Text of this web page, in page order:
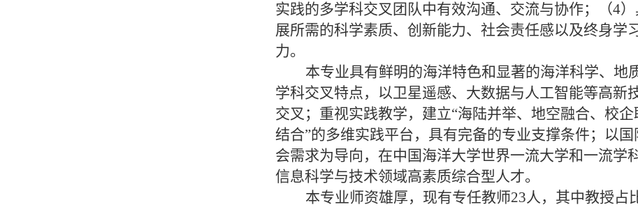
实践的多学科交叉团队中有效沟通、交流与协作；（4）
展所需的科学素质、创新能力、社会责任感以及终身学
力。
本专业具有鲜明的海洋特色和显著的海洋科学、地
学科交叉特点，以卫星遥感、大数据与人工智能等高新
交叉；重视实践教学，建立“海陆并举、地空融合、校
结合”的多维实践平台，具有完备的专业支撑条件；以
会需求为导向，在中国海洋大学世界一流大学和一流学
信息科学与技术领域高素质综合型人才。
本专业师资雄厚，现有专任教师23人，其中教授占